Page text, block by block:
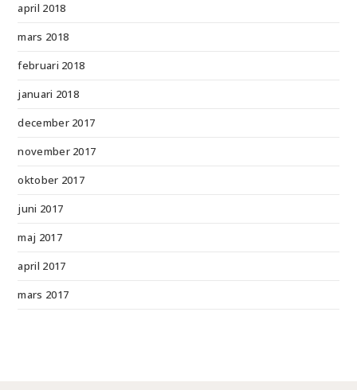
april 2018
mars 2018
februari 2018
januari 2018
december 2017
november 2017
oktober 2017
juni 2017
maj 2017
april 2017
mars 2017